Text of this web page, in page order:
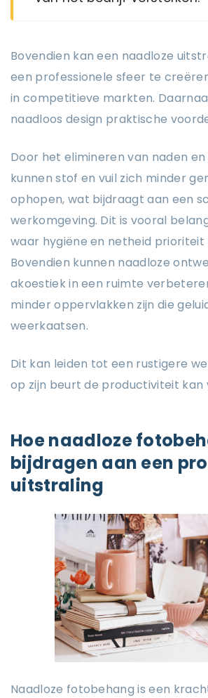
Bovendien kan een naadloze
een professionele sfeer te
in competitieve markten.
naadloos design praktische
Door het elimineren van naden
kunnen stof en vuil zich minder
ophopen, wat bijdraagt aan een
werkomgeving. Dit is vooral
waar hygiëne en netheid prioriteit
Bovendien kunnen naadloze
akoestiek in een ruimte
minder oppervlakken zijn die
weerkaatsen.
Dit kan leiden tot een rustigere
op zijn beurt de productiviteit kan
Hoe naadloze
bijdragen aan een
uitstraling
Naadloze fotobehang is een